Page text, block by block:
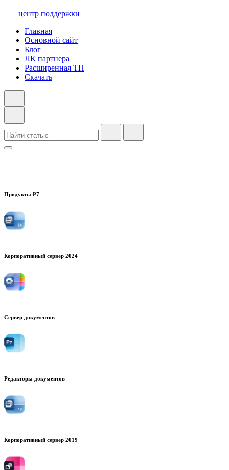
центр поддержки
Главная
Основной сайт
Блог
ЛК партнера
Расширенная ТП
Скачать
Продукты Р7
Корпоративный сервер 2024
Сервер документов
Редакторы документов
Корпоративный сервер 2019